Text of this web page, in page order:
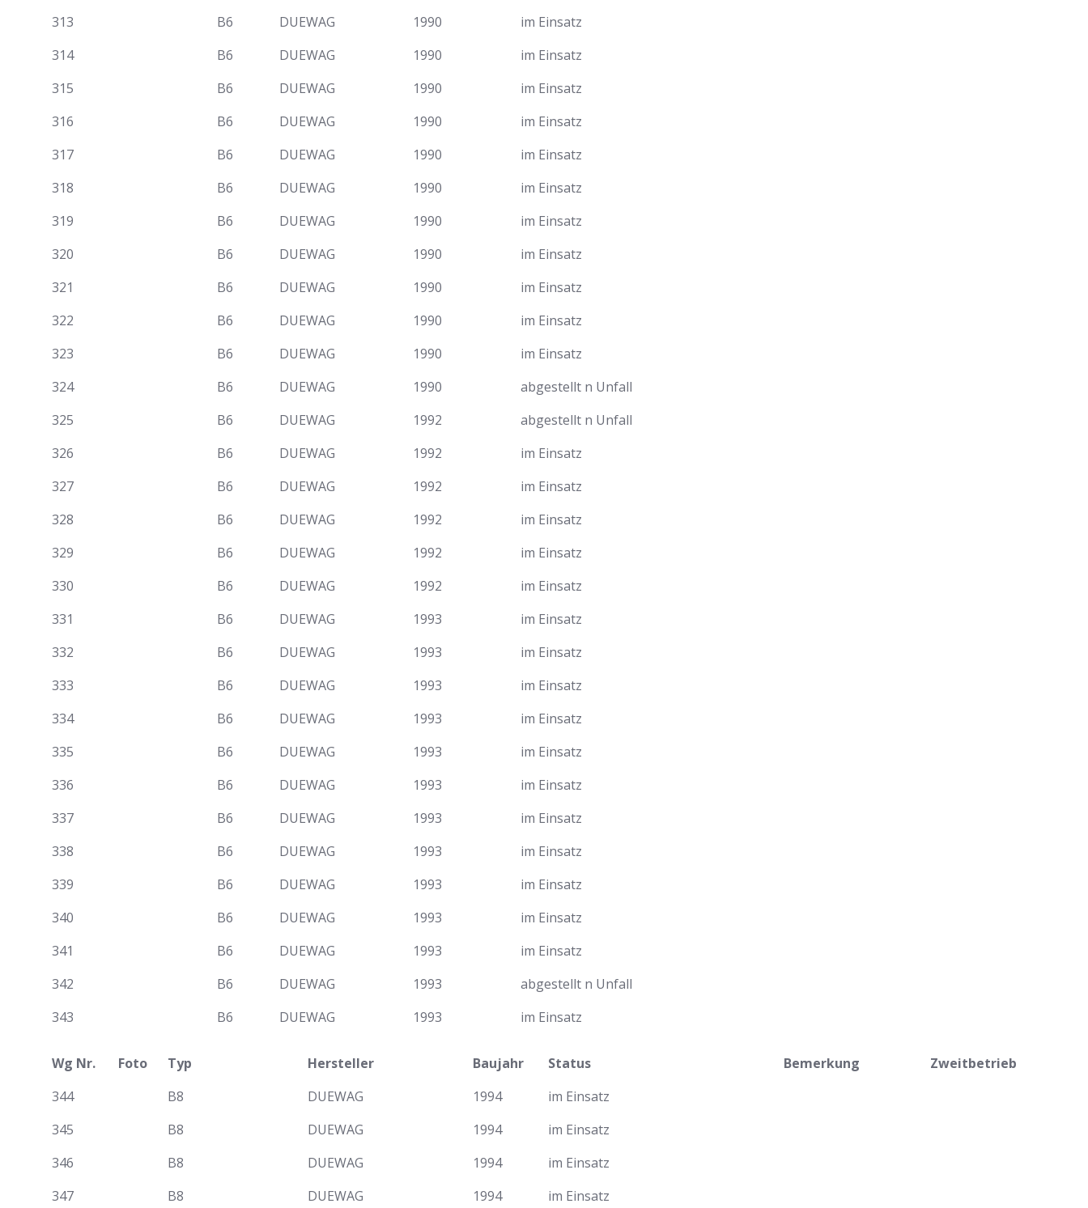
313
B6 DUEWAG 1990
im Einsatz
314
B6 DUEWAG 1990
im Einsatz
315
B6 DUEWAG 1990
im Einsatz
316
B6 DUEWAG 1990
im Einsatz
317
B6 DUEWAG 1990
im Einsatz
318
B6 DUEWAG 1990
im Einsatz
319
B6 DUEWAG 1990
im Einsatz
320
B6 DUEWAG 1990
im Einsatz
321
B6 DUEWAG 1990
im Einsatz
322
B6 DUEWAG 1990
im Einsatz
323
B6 DUEWAG 1990
im Einsatz
324
B6 DUEWAG 1990
abgestellt n Unfall
325
B6 DUEWAG 1992
abgestellt n Unfall
326
B6 DUEWAG 1992
im Einsatz
327
B6 DUEWAG 1992
im Einsatz
328
B6 DUEWAG 1992
im Einsatz
329
B6 DUEWAG 1992
im Einsatz
330
B6 DUEWAG 1992
im Einsatz
331
B6 DUEWAG 1993
im Einsatz
332
B6 DUEWAG 1993
im Einsatz
333
B6 DUEWAG 1993
im Einsatz
334
B6 DUEWAG 1993
im Einsatz
335
B6 DUEWAG 1993
im Einsatz
336
B6 DUEWAG 1993
im Einsatz
337
B6 DUEWAG 1993
im Einsatz
338
B6 DUEWAG 1993
im Einsatz
339
B6 DUEWAG 1993
im Einsatz
340
B6 DUEWAG 1993
im Einsatz
341
B6 DUEWAG 1993
im Einsatz
342
B6 DUEWAG 1993
abgestellt n Unfall
343
B6 DUEWAG 1993 im Einsatz
Wg Nr. Foto Typ Hersteller Baujahr Status Bemerkung
Zweitbetrieb
344
B8 DUEWAG 1994
im Einsatz
345
B8 DUEWAG 1994
im Einsatz
346
B8 DUEWAG 1994
im Einsatz
347
B8 DUEWAG 1994 im Einsatz